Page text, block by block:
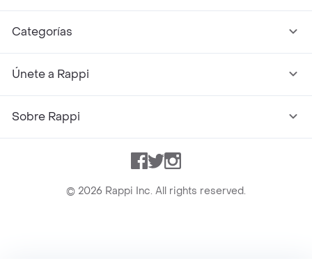
Categorías
Únete a Rappi
Sobre Rappi
Facebook
TwitterInstagram
© 2026 Rappi Inc. All rights reserved.